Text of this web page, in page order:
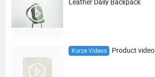
Kurze Videos Product video